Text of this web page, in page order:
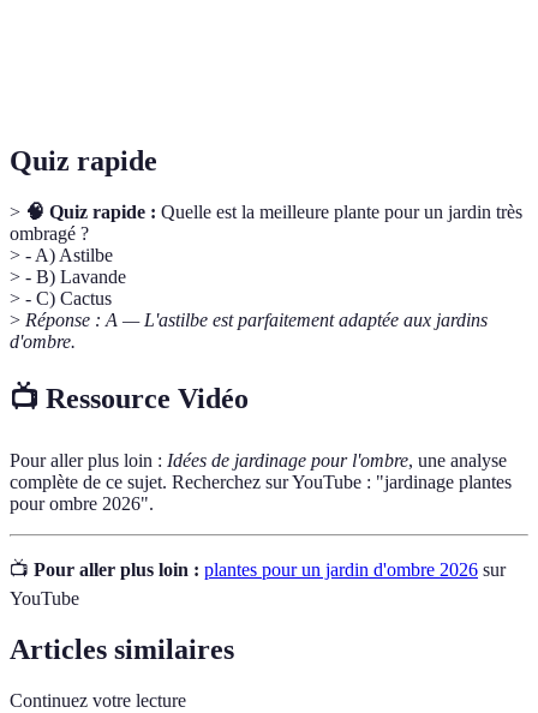
Quiz rapide
> 🧠 Quiz rapide : Quelle est la meilleure plante pour un jardin très
ombragé ?
> - A) Astilbe
> - B) Lavande
> - C) Cactus
> Réponse : A — L'astilbe est parfaitement adaptée aux jardins
d'ombre.
📺 Ressource Vidéo
Pour aller plus loin : Idées de jardinage pour l'ombre, une analyse
complète de ce sujet. Recherchez sur YouTube : "jardinage plantes
pour ombre 2026".
📺 Pour aller plus loin : plantes pour un jardin d'ombre 2026 sur
YouTube
Articles similaires
Continuez votre lecture